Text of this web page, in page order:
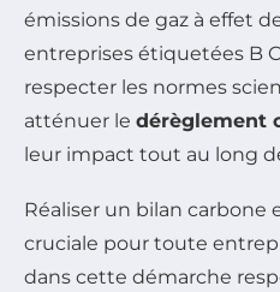
émissions de gaz à effet
entreprises étiquetées B
respecter les normes
atténuer le dérèglement
leur impact tout au long
Réaliser un bilan carbone
cruciale pour toute
dans cette démarche